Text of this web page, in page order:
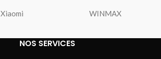
Xiaomi WINMAX
NOS SERVICES